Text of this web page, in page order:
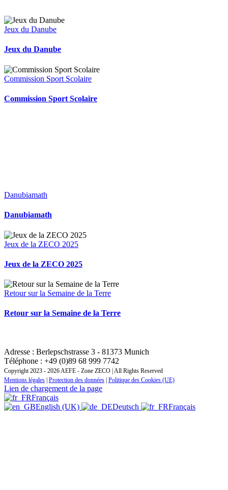
Jeux du Danube
Jeux du Danube
Commission Sport Scolaire
Commission Sport Scolaire
Danubiamath
Danubiamath
Jeux de la ZECO 2025
Jeux de la ZECO 2025
Retour sur la Semaine de la Terre
Retour sur la Semaine de la Terre
Adresse : Berlepschstrasse 3 - 81373 Munich
Téléphone : +49 (0)89 68 999 7742
Copyright 2023 - 2026 AEFE - Zone ZECO | All Rights Reserved
Mentions légales | Protection des données | Politique des Cookies (UE)
Lien de chargement de la page
Français
English (UK)
Deutsch Français